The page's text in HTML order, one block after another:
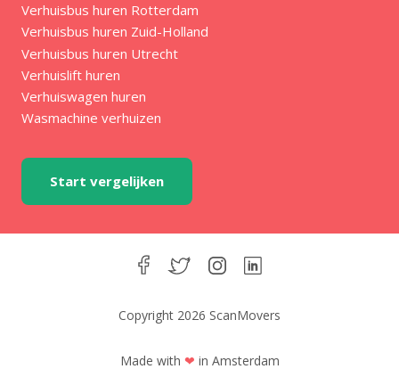
Verhuisbus huren Rotterdam
Verhuisbus huren Zuid-Holland
Verhuisbus huren Utrecht
Verhuislift huren
Verhuiswagen huren
Wasmachine verhuizen
Start vergelijken
Copyright 2026 ScanMovers
Made with ❤ in Amsterdam